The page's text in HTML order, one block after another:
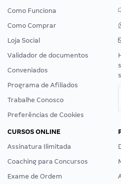
Como Funciona
Como Comprar
Loja Social
Validador de documentos
Conveniados
Programa de Afiliados
Trabalhe Conosco
Preferências de Cookies
CURSOS ONLINE
Assinatura Ilimitada
Coaching para Concursos
Exame de Ordem